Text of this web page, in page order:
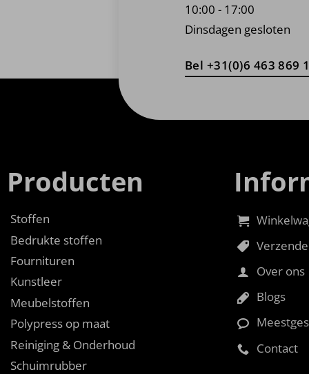
10:00 - 17:00
Dinsdagen gesloten
Bel +31(0)6 463 869
Producten
Stoffen
Bedrukte stoffen
Fournituren
Kunstleer
Meubelstoffen
Polypress op maat
Reiniging & Onderhoud
Schuimrubber
Over ons
Blogs
Contact